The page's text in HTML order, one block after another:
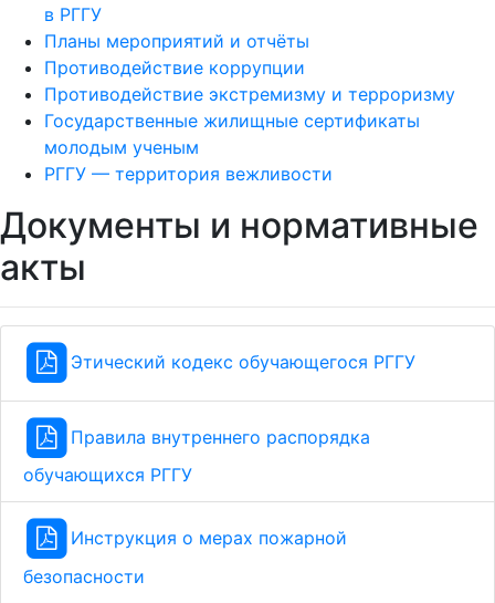
в РГГУ
Планы мероприятий и отчёты
Противодействие коррупции
Противодействие экстремизму и терроризму
Государственные жилищные сертификаты
молодым ученым
РГГУ — территория вежливости
Документы и нормативные
акты
Этический кодекс обучающегося РГГУ
Правила внутреннего распорядка
обучающихся РГГУ
Инструкция о мерах пожарной
безопасности